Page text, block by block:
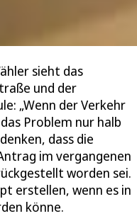
sieht das
und der
„Wenn der Verkehr
Problem nur halb
dass die
im vergangenen
worden sei.
erstellen, wenn es in
könne.